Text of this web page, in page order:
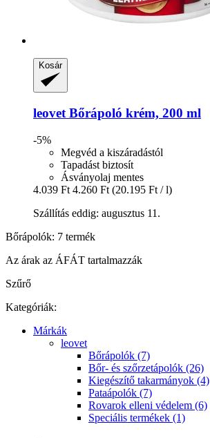
Kosár
leovet Bőrápoló krém, 200 ml
-5%
Megvéd a kiszáradástól
Tapadást biztosít
Ásványolaj mentes
4.039 Ft 4.260 Ft (20.195 Ft / l)
Szállítás eddig: augusztus 11.
Bőrápolók: 7 termék
Az árak az ÁFÁT tartalmazzák
Szűrő
Kategóriák:
Márkák
leovet
Bőrápolók (7)
Bőr- és szőrzetápolók (26)
Kiegészítő takarmányok (4)
Pataápolók (7)
Rovarok elleni védelem (6)
Speciális termékek (1)